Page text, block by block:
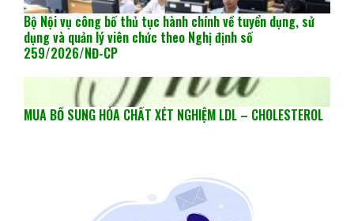
Bộ Nội vụ công bố thủ tục hành chính về tuyển dụng, sử
dụng và quản lý viên chức theo Nghị định số
259/2026/NĐ-CP
MUA BỔ SUNG HÓA CHẤT XÉT NGHIỆM LDL – CHOLESTEROL